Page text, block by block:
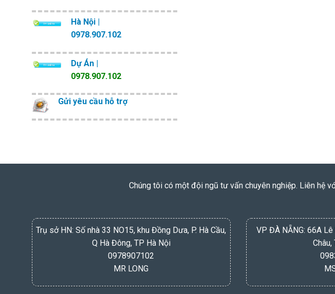
Hà Nội |
0978.907.102
Dự Án |
0978.907.102
Gửi yêu cầu hỗ trợ
Chúng tôi có một đội ngũ tư vấn chuyên nghiệp. Liên hệ
Trụ sở HN: Số nhà 33 NO15, khu Đồng Dưa, P. Hà Cầu,
Q Hà Đông, TP Hà Nội
0978907102
MR LONG
VP ĐÀ NẴNG: 66A